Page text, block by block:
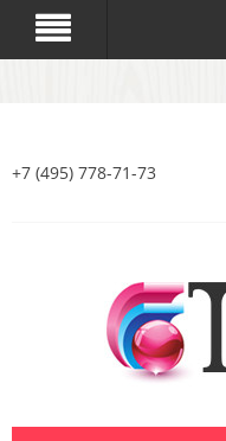
+7 (495) 778-71-73